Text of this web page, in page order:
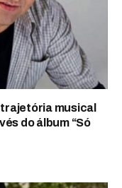
musical
do álbum “Só